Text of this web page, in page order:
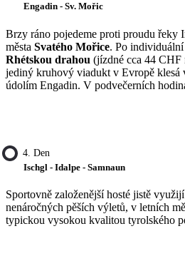
Engadin - Sv. Mořic
Brzy ráno pojedeme proti proudu
města Svatého Mořice. Po
Rhétskou drahou (jízdné cca 44 CHF
jediný kruhový viadukt v Evropě klesá
údolím Engadin. V podvečerních
4. Den
Ischgl - Idalpe - Samnaun
Sportovně založenější hosté jistě
nenáročných pěších výletů, v letních
typickou vysokou kvalitou tyrolského